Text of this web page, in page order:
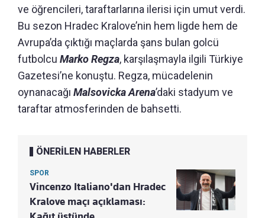
ve öğrencileri, taraftarlarına ilerisi için umut verdi.
Bu sezon Hradec Kralove’nin hem ligde hem de
Avrupa’da çıktığı maçlarda şans bulan golcü
futbolcu Marko Regza, karşılaşmayla ilgili Türkiye
Gazetesi’ne konuştu. Regza, mücadelenin
oynanacağı Malsovicka Arena’daki stadyum ve
taraftar atmosferinden de bahsetti.
ÖNERİLEN HABERLER
SPOR
Vincenzo Italiano'dan Hradec
Kralove maçı açıklaması: